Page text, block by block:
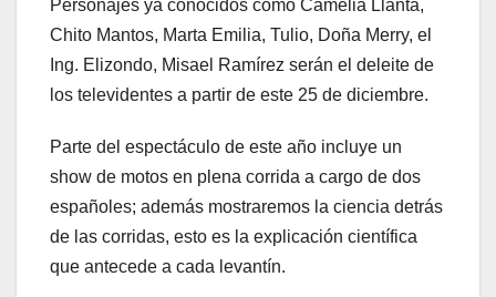
Personajes ya conocidos como Camelia Llanta,
Chito Mantos, Marta Emilia, Tulio, Doña Merry, el
Ing. Elizondo, Misael Ramírez serán el deleite de
los televidentes a partir de este 25 de diciembre.
Parte del espectáculo de este año incluye un
show de motos en plena corrida a cargo de dos
españoles; además mostraremos la ciencia detrás
de las corridas, esto es la explicación científica
que antecede a cada levantín.